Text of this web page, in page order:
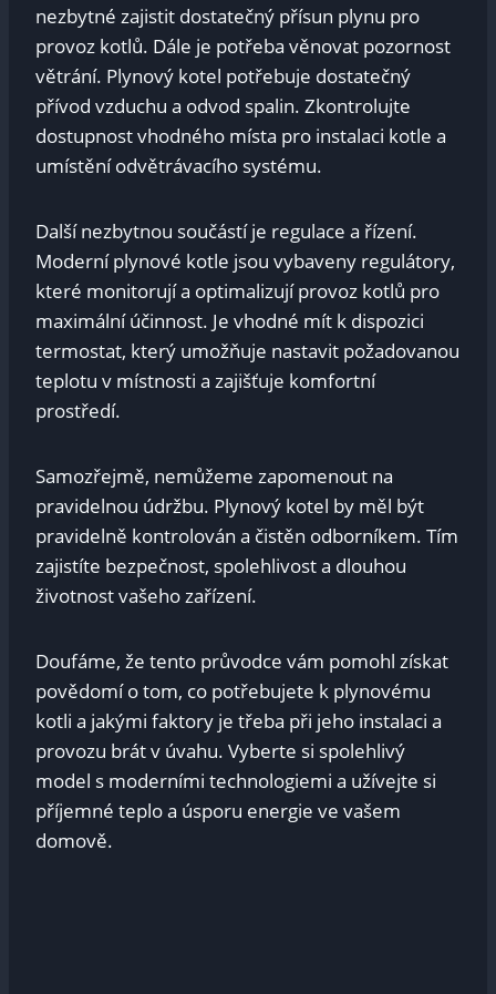
nezbytné zajistit dostatečný přísun plynu pro
provoz kotlů. Dále je‌ potřeba věnovat pozornost
větrání. Plynový kotel potřebuje dostatečný
⁢přívod vzduchu⁣ a odvod spalin. Zkontrolujte
dostupnost vhodného místa⁢ pro instalaci kotle a
umístění⁤ odvětrávacího systému.
Další nezbytnou ‌součástí ⁤je regulace a ​řízení.
Moderní ​plynové kotle jsou‌ vybaveny regulátory,
které monitorují a optimalizují provoz kotlů pro
maximální účinnost. Je vhodné mít k ​dispozici
termostat, ⁢který‌ umožňuje nastavit požadovanou
teplotu v místnosti a​ zajišťuje komfortní
⁣prostředí.
Samozřejmě,‌ nemůžeme zapomenout na
⁢pravidelnou údržbu. Plynový kotel by⁢ měl být
pravidelně kontrolován a čistěn odborníkem. Tím
zajistíte​ bezpečnost, spolehlivost⁢ a dlouhou⁤
životnost vašeho zařízení.
Doufáme, ‍že⁣ tento ⁣průvodce vám ‍pomohl získat
povědomí o tom, co potřebujete k ⁤plynovému
kotli a ‌jakými faktory je třeba při jeho instalaci a
provozu brát ⁣v úvahu. Vyberte si spolehlivý
model s moderními technologiemi ‌a užívejte‍ si
příjemné teplo a úsporu energie ve vašem
domově.